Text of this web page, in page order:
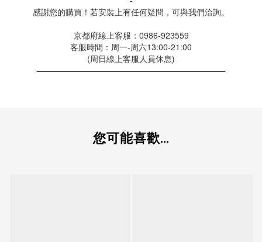
感謝您的購買！若安裝上有任何疑問，可與我們洽詢。
京都府線上客服：0986-923559
客服時間：周一-周六13:00-21:00
(周日線上客服人員休息)
———————————————————————
您可能喜歡...